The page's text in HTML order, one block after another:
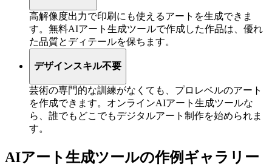
高解像度出力で印刷にも使えるアートを生成できま
す。無料AIアート生成ツールで作成した作品は、優れ
た品質とディテールを保ちます。
デザインスキル不要
芸術の専門的な訓練がなくても、プロレベルのアート
を作成できます。オンラインAIアート生成ツールな
ら、誰でもどこでもデジタルアート制作を始められま
す。
AIアート生成ツールの作例ギャラリー